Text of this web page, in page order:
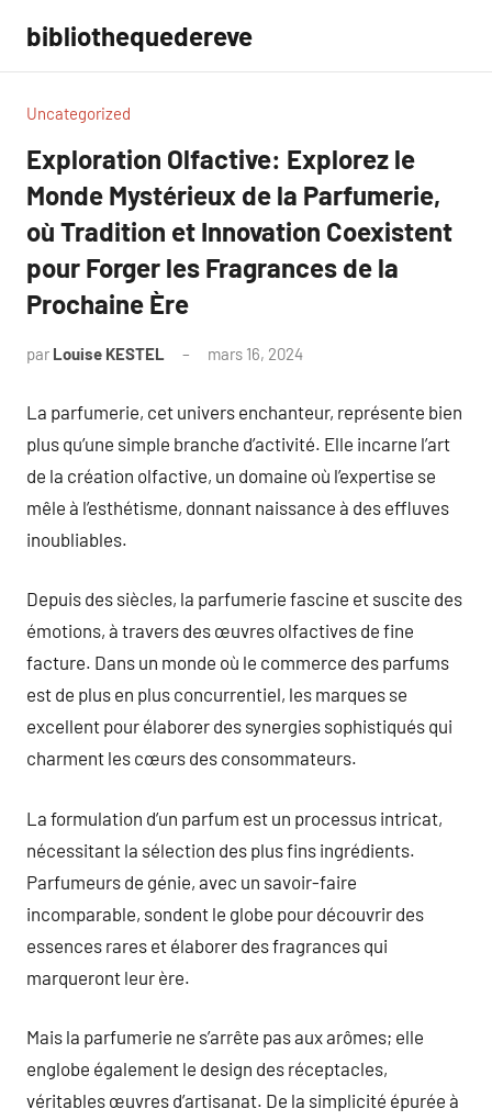
contenu
bibliothequedereve
Uncategorized
Exploration Olfactive: Explorez le
Monde Mystérieux de la Parfumerie,
où Tradition et Innovation Coexistent
pour Forger les Fragrances de la
Prochaine Ère
par Louise KESTEL mars 16, 2024
La parfumerie, cet univers enchanteur, représente bien
plus qu’une simple branche d’activité. Elle incarne l’art
de la création olfactive, un domaine où l’expertise se
mêle à l’esthétisme, donnant naissance à des effluves
inoubliables.
Depuis des siècles, la parfumerie fascine et suscite des
émotions, à travers des œuvres olfactives de fine
facture. Dans un monde où le commerce des parfums
est de plus en plus concurrentiel, les marques se
excellent pour élaborer des synergies sophistiqués qui
charment les cœurs des consommateurs.
La formulation d’un parfum est un processus intricat,
nécessitant la sélection des plus fins ingrédients.
Parfumeurs de génie, avec un savoir-faire
incomparable, sondent le globe pour découvrir des
essences rares et élaborer des fragrances qui
marqueront leur ère.
Mais la parfumerie ne s’arrête pas aux arômes; elle
englobe également le design des réceptacles,
véritables œuvres d’artisanat. De la simplicité épurée à